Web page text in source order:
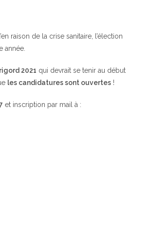
raison de la crise sanitaire, l’élection
année.
2021 qui devrait se tenir au début
les candidatures sont ouvertes !
et inscription par mail à :